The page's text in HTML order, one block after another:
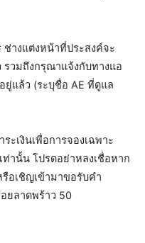
ช่างแต่งหน้าที่ประสงค์จะ
รวมถึงกรุณาแจ้งกับทางแอ
ยู่แล้ว (ระบุชื่อ AE ที่ดูแล
ะเงินเพื่อการจองเฉพาะ
ท่านั้น โปรดอย่าหลงเชื่อหาก
อเชิญเข้ามาขอรับคำ
ยลาดพร้าว 50